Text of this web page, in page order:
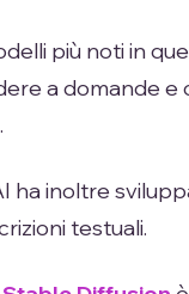
più noti in
a domande e
ha inoltre
testuali.